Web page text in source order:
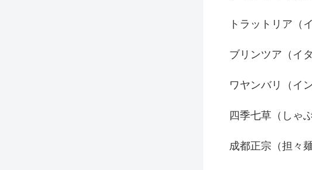
トラットリア（
ブリンツア（イ
ワヤンバリ（イ
四季七草（しゃ
成都正宗（担々麺